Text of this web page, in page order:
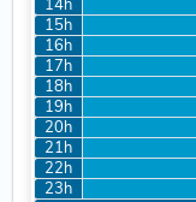
14h
15h
16h
17h
18h
19h
20h
21h
22h
23h